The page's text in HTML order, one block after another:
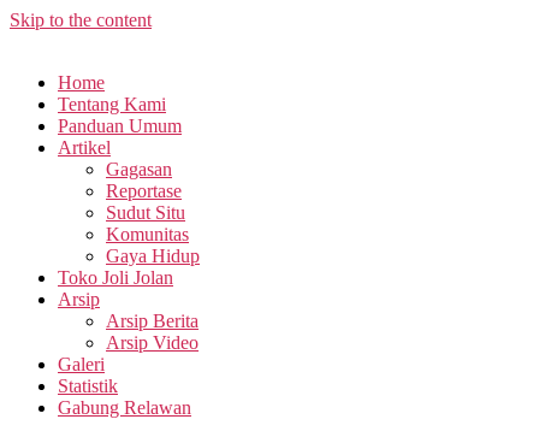
Skip to the content
Home
Tentang Kami
Panduan Umum
Artikel
Gagasan
Reportase
Sudut Situ
Komunitas
Gaya Hidup
Toko Joli Jolan
Arsip
Arsip Berita
Arsip Video
Galeri
Statistik
Gabung Relawan